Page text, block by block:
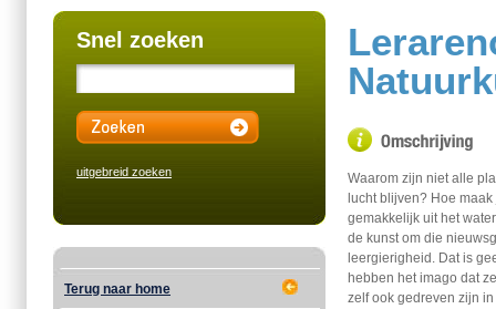
Snel zoeken
uitgebreid zoeken
Terug naar home
Waarom zijn niet alle
lucht blijven? Hoe
gemakkelijk uit het
de kunst om die
leergierigheid. Dat is
hebben het imago dat
zelf ook gedreven zijn